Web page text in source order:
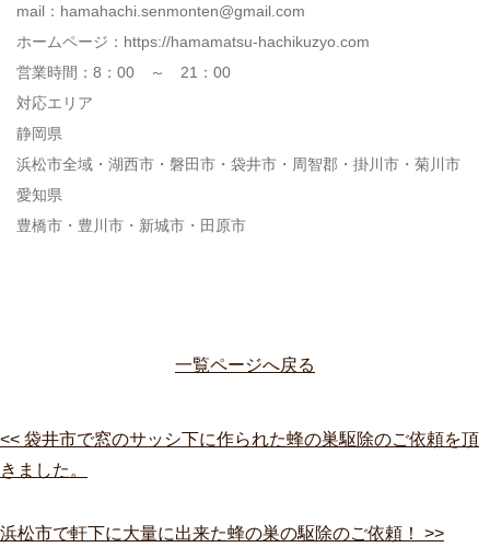
mail：hamahachi.senmonten@gmail.com
ホームページ：https://hamamatsu-hachikuzyo.com
営業時間：8：00 ～ 21：00
対応エリア
静岡県
浜松市全域・湖西市・磐田市・袋井市・周智郡・掛川市・菊川市
愛知県
豊橋市・豊川市・新城市・田原市
一覧ページへ戻る
<< 袋井市で窓のサッシ下に作られた蜂の巣駆除のご依頼を頂
きました。
浜松市で軒下に大量に出来た蜂の巣の駆除のご依頼！ >>